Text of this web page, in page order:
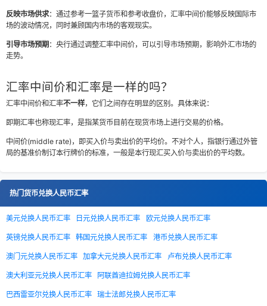
反映市场供求：通过参考一篮子货币和参考收盘价，汇率中间价能够反映国际市
场的波动情况，同时兼顾国内市场的客观现实。
引导市场预期 ：央行通过调整汇率中间价，可以引导市场预期，影响外汇市场的
走势。
汇率中间价和汇率是一样的吗？
汇率中间价和汇率不一样，它们之间存在明显的区别。具体来说：
即期汇率也称现汇率，是指某货币目前在现货市场上进行交易的价格。
中间价(middle rate)，即买入价与卖出价的平均价。不对个人，指银行通过外管
局的基准价制订本行牌价的标准，一般是本行现汇买入价与卖出价的平均数。
热门货币兑换人民币汇率
美元兑换人民币汇率 日元兑换人民币汇率 欧元兑换人民币汇率
英镑兑换人民币汇率 韩国元兑换人民币汇率 港币兑换人民币汇率
澳门元兑换人民币汇率 加拿大元兑换人民币汇率 卢布兑换人民币汇率
澳大利亚元兑换人民币汇率 阿联酋迪拉姆兑换人民币汇率
巴西雷亚尔兑换人民币汇率 瑞士法郎兑换人民币汇率